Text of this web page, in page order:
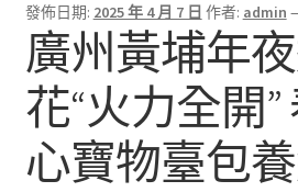
發佈日期: 2025 年 4 月 7 日 作者: admin
廣州黃埔年
花“火力全開
心寶物臺包